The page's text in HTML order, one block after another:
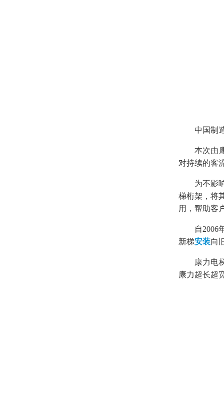
中国制
本次由
对持续的客
为不影
梯桁架，将
用，帮助客
自2006
新梯安装向
康力电
康力超长超